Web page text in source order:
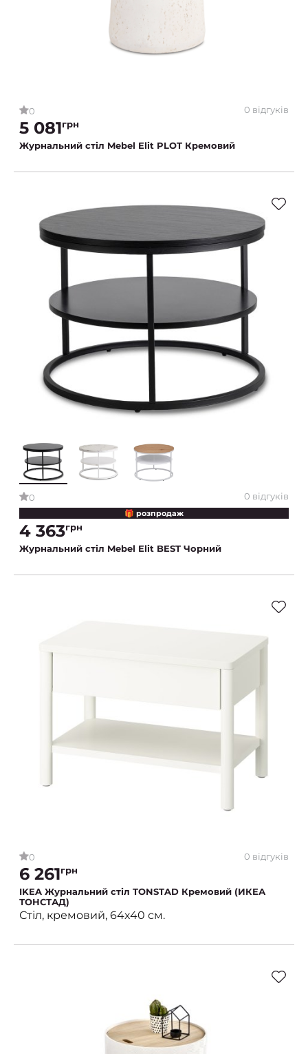
0 0 відгуків
5 081грн
Журнальний стіл Mebel Elit PLOT Кремовий
0 0 відгуків
🎁 розпродаж
4 363грн
Журнальний стіл Mebel Elit BEST Чорний
0 0 відгуків
6 261грн
IKEA Журнальний стіл TONSTAD Кремовий (ИКЕА
ТОНСТАД)
Стіл, кремовий, 64х40 см.